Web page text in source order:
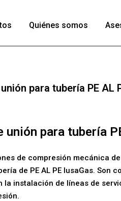
Quiénes somos
para tubería PE AL
unión para tubería
de compresión mecánica
de PE AL PE IusaGas. Son
la instalación de líneas de